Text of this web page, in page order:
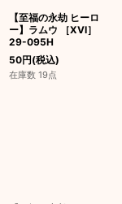
【至福の永劫 ヒーロ
ー】ラムウ ［XVI］
29-095H
50円(税込)
在庫数 19点